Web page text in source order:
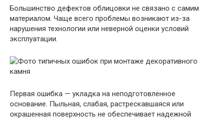
Большинство дефектов облицовки не связано с самим
материалом. Чаще всего проблемы возникают из-за
нарушения технологии или неверной оценки условий
эксплуатации.
Первая ошибка — укладка на неподготовленное
основание. Пыльная, слабая, растрескавшаяся или
окрашенная поверхность не обеспечивает надежной